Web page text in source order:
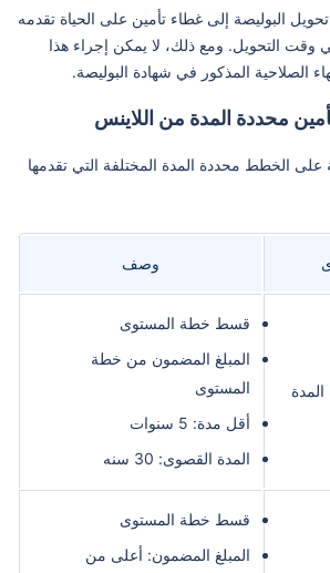
البوليصة إلى غطاء تأمين على الحياة تقدمه
وقت التحويل. ومع ذلك، لا يمكن إجراء هذا
الصلاحية المذكور في شهادة البوليصة.
محددة المدة من اللاينس
الخطط محددة المدة المختلفة التي تقدمها
وصف
قسط خطة المستوى
المبلغ المضمون من خطة
المستوى
أقل مدة: 5 سنوات
المدة القصوى: 30 سنه
قسط خطة المستوى
المبلغ المضمون: أعلى من